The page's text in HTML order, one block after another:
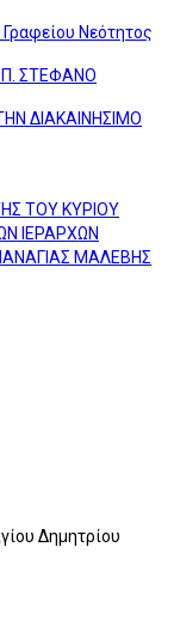
Νεότητος
Π. ΣΤΕΦΑΝΟ
ΔΙΑΚΑΙΝΗΣΙΜΟ
ΤΟΥ ΚΥΡΙΟΥ
ΙΕΡΑΡΧΩΝ
ΜΑΛΕΒΗΣ
Δημητρίου